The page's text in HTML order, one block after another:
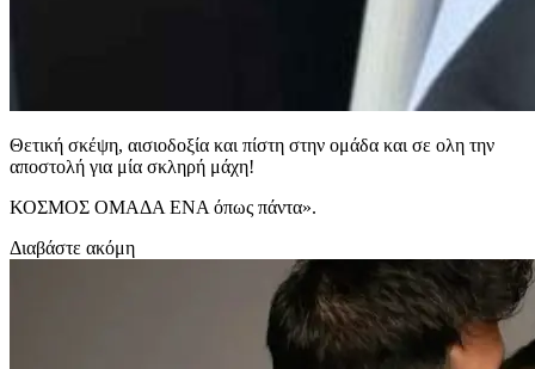
Θετική σκέψη, αισιοδοξία και πίστη στην ομάδα και σε ολη την
αποστολή για μία σκληρή μάχη!
ΚΟΣΜΟΣ ΟΜΑΔΑ ΕΝΑ όπως πάντα».
Διαβάστε ακόμη